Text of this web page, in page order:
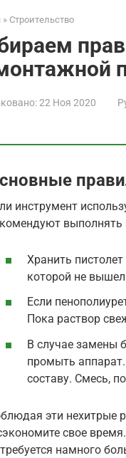
» Строительство
22 Ноя 2020
инструмент
выполнять
Хранить
которой не
Если
Пока раствор
В случае замены
промыть
составу. Смесь,
эти нехитрые
свое
намного